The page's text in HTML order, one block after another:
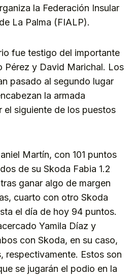
la Federación Insular
La Palma (FIALP).
fue testigo del importante
Pérez y David Marichal. Los
pasado al segundo lugar
la armada
el siguiente de los puestos
Martín, con 101 puntos
de su Skoda Fabia 1.2
ganar algo de margen
cuarto con otro Skoda
el día de hoy 94 puntos.
Yamila Díaz y
con Skoda, en su caso,
respectivamente. Estos son
se jugarán el podio en la